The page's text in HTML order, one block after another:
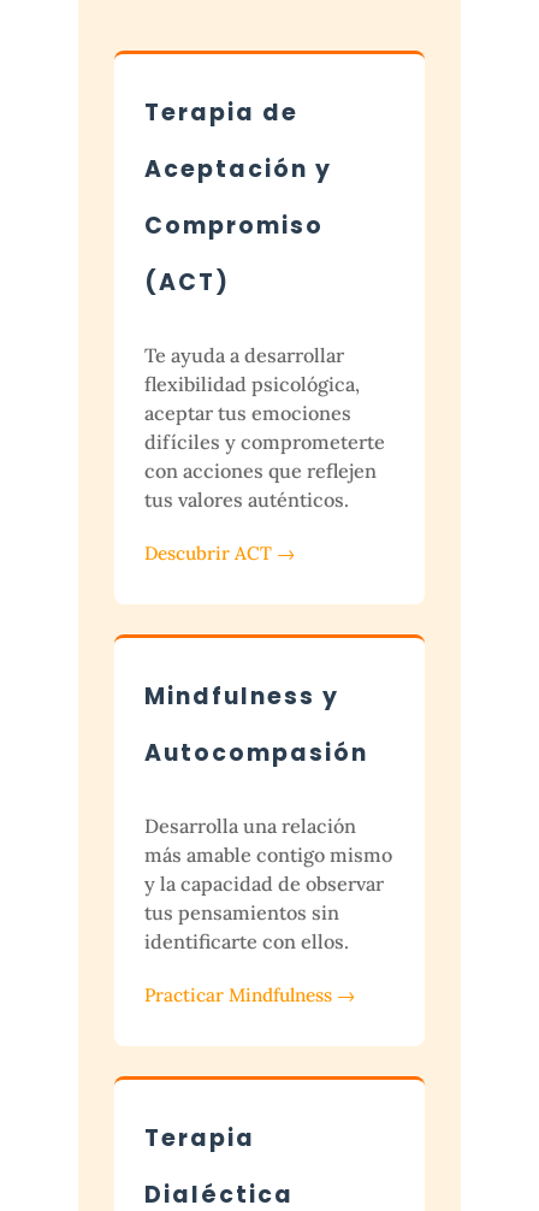
Terapia de
Aceptación y
Compromiso
(ACT)
Te ayuda a desarrollar
flexibilidad psicológica,
aceptar tus emociones
difíciles y comprometerte
con acciones que reflejen
tus valores auténticos.
Descubrir ACT →
Mindfulness y
Autocompasión
Desarrolla una relación
más amable contigo mismo
y la capacidad de observar
tus pensamientos sin
identificarte con ellos.
Practicar Mindfulness →
Terapia
Dialéctica